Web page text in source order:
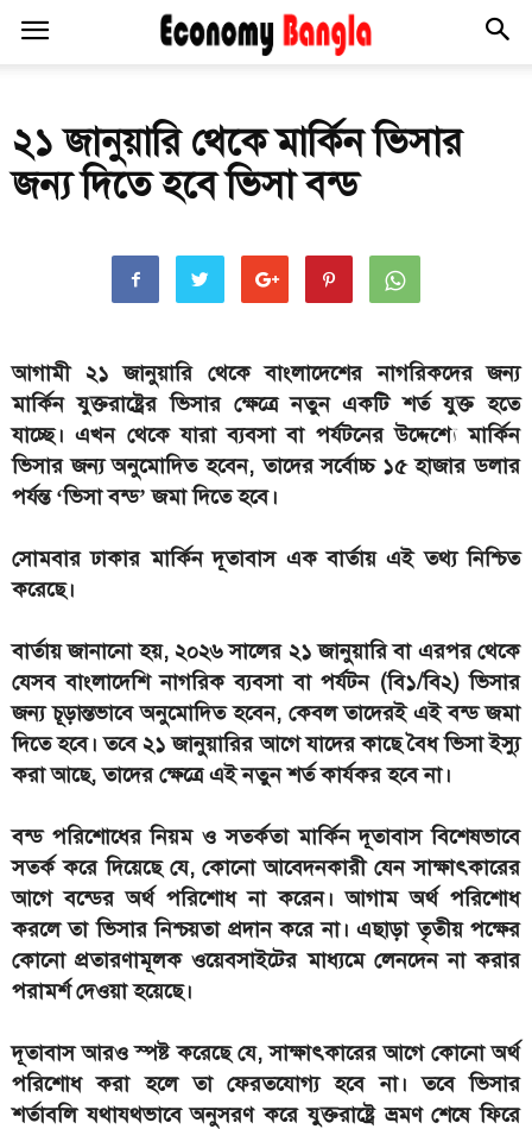
২১ জানুয়ারি থেকে মার্কিন ভিসার
জন্য দিতে হবে ভিসা বন্ড
আগামী ২১ জানুয়ারি থেকে বাংলাদেশের নাগরিকদের জন্য
মার্কিন যুক্তরাষ্ট্রের ভিসার ক্ষেত্রে নতুন একটি শর্ত যুক্ত হতে
যাচ্ছে। এখন থেকে যারা ব্যবসা বা পর্যটনের উদ্দেশ্যে মার্কিন
ভিসার জন্য অনুমোদিত হবেন, তাদের সর্বোচ্চ ১৫ হাজার ডলার
পর্যন্ত ‘ভিসা বন্ড’ জমা দিতে হবে।
সোমবার ঢাকার মার্কিন দূতাবাস এক বার্তায় এই তথ্য নিশ্চিত
করেছে।
বার্তায় জানানো হয়, ২০২৬ সালের ২১ জানুয়ারি বা এরপর থেকে
যেসব বাংলাদেশি নাগরিক ব্যবসা বা পর্যটন (বি১/বি২) ভিসার
জন্য চূড়ান্তভাবে অনুমোদিত হবেন, কেবল তাদেরই এই বন্ড জমা
দিতে হবে। তবে ২১ জানুয়ারির আগে যাদের কাছে বৈধ ভিসা ইস্যু
করা আছে, তাদের ক্ষেত্রে এই নতুন শর্ত কার্যকর হবে না।
বন্ড পরিশোধের নিয়ম ও সতর্কতা মার্কিন দূতাবাস বিশেষভাবে
সতর্ক করে দিয়েছে যে, কোনো আবেদনকারী যেন সাক্ষাৎকারের
আগে বন্ডের অর্থ পরিশোধ না করেন। আগাম অর্থ পরিশোধ
করলে তা ভিসার নিশ্চয়তা প্রদান করে না। এছাড়া তৃতীয় পক্ষের
কোনো প্রতারণামূলক ওয়েবসাইটের মাধ্যমে লেনদেন না করার
পরামর্শ দেওয়া হয়েছে।
দূতাবাস আরও স্পষ্ট করেছে যে, সাক্ষাৎকারের আগে কোনো অর্থ
পরিশোধ করা হলে তা ফেরতযোগ্য হবে না। তবে ভিসার
শর্তাবলি যথাযথভাবে অনুসরণ করে যুক্তরাষ্ট্রে ভ্রমণ শেষে ফিরে